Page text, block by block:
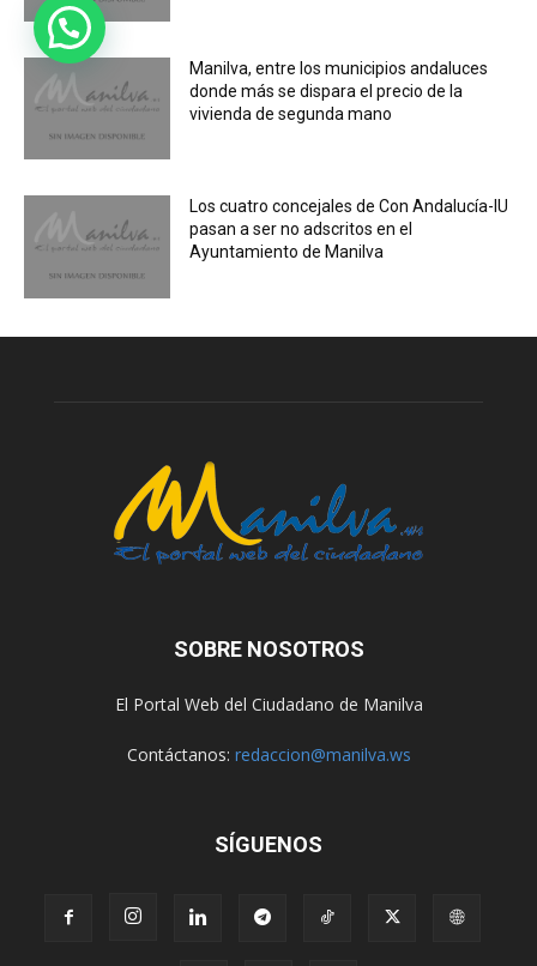
Manilva, entre los municipios andaluces
donde más se dispara el precio de la
vivienda de segunda mano
Los cuatro concejales de Con Andalucía-IU
pasan a ser no adscritos en el
Ayuntamiento de Manilva
SOBRE NOSOTROS
El Portal Web del Ciudadano de Manilva
Contáctanos: redaccion@manilva.ws
SÍGUENOS